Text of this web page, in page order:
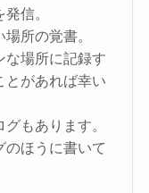
信。
所の覚書。
な場所に記録す
とがあれば幸い
もあります。
のほうに書いて